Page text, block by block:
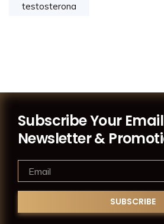
testosterona
Subscribe Your
Newsletter &